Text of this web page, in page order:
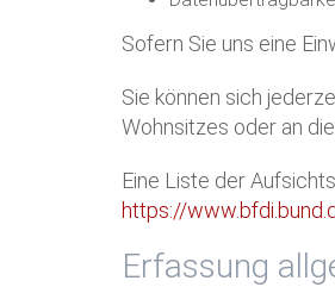
Sofern Sie uns eine
Sie können sich
Wohnsitzes oder an
Eine Liste der
https://
Erfassung